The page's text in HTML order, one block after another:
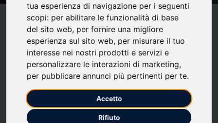
tua esperienza di navigazione per i seguenti
scopi: per abilitare le funzionalità di base
del sito web, per fornire una migliore
esperienza sul sito web, per misurare il tuo
interesse nei nostri prodotti e servizi e
personalizzare le interazioni di marketing,
per pubblicare annunci più pertinenti per te.
Accetto
Rifiuto
Compatibility help
(0)bookmark_borderupload Share
Accueil
Actualités
Dans le cadre du projet Erasmus+ MindED, dont l'Université
Bordeaux Montaigne est coordinateur, nous recherchons des